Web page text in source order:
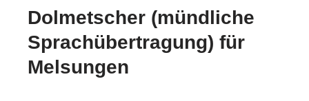
Dolmetscher (mündliche
Sprachübertragung) für
Melsungen